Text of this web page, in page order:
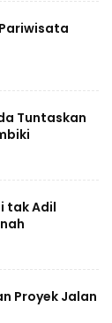
Tuntaskan
tak Adil
Proyek Jalan